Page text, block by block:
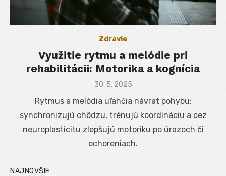
Zdravie
Využitie rytmu a melódie pri
rehabilitácii: Motorika a kognícia
Posted
30. 5. 2025
Rytmus a melódia uľahčia návrat pohybu:
synchronizujú chôdzu, trénujú koordináciu a cez
neuroplasticitu zlepšujú motoriku po úrazoch či
ochoreniach.
NAJNOVŠIE